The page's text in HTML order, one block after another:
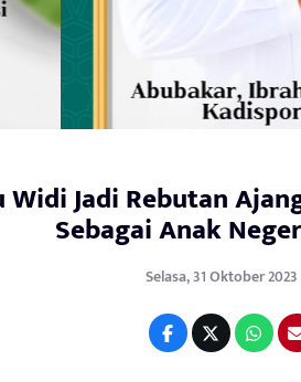
Widi Jadi Rebutan
Sebagai Anak
Selasa, 31 Oktober 2023